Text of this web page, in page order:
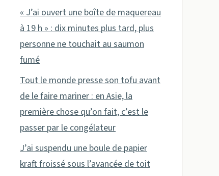
« J’ai ouvert une boîte de maquereau
à 19 h » : dix minutes plus tard, plus
personne ne touchait au saumon
fumé
Tout le monde presse son tofu avant
de le faire mariner : en Asie, la
première chose qu’on fait, c’est le
passer par le congélateur
J’ai suspendu une boule de papier
kraft froissé sous l’avancée de toit